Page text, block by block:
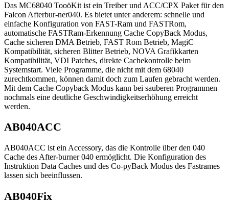
Das MC68040 TooöKit ist ein Treiber und ACC/CPX Paket für den
Falcon Afterbur-ner040. Es bietet unter anderem: schnelle und
einfache Konfiguration von FAST-Ram und FASTRom,
automatische FASTRam-Erkennung Cache CopyBack Modus,
Cache sicheren DMA Betrieb, FAST Rom Betrieb, MagiC
Kompatibilität, sicheren Blitter Betrieb, NOVA Grafikkarten
Kompatibilität, VDI Patches, direkte Cachekontrolle beim
Systemstart. Viele Programme, die nicht mit dem 68040
zurechtkommen, können damit doch zum Laufen gebracht werden.
Mit dem Cache Copyback Modus kann bei sauberen Programmen
nochmals eine deutliche Geschwindigkeitserhöhung erreicht
werden.
AB040ACC
AB040ACC ist ein Accessory, das die Kontrolle über den 040
Cache des After-burner 040 ermöglicht. Die Konfiguration des
Instruktion Data Caches und des Co-pyBack Modus des Fastrames
lassen sich beeinflussen.
AB040Fix